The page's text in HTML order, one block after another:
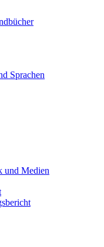
Sprachen
und Medien